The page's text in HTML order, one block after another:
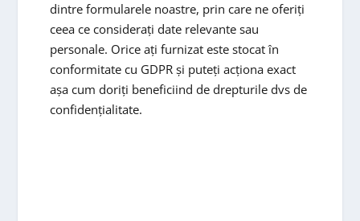
dintre formularele noastre, prin care ne oferiți
ceea ce considerați date relevante sau
personale. Orice ați furnizat este stocat în
conformitate cu GDPR și puteți acționa exact
așa cum doriți beneficiind de drepturile dvs de
confidențialitate.